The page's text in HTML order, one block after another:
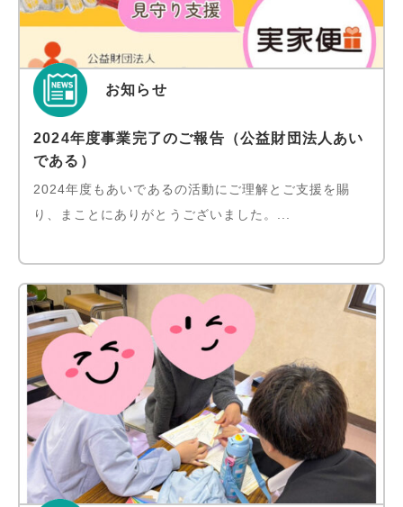
お知らせ
2024年度事業完了のご報告（公益財団法人あい
である）
2024年度もあいであるの活動にご理解とご支援を賜
り、まことにありがとうございました。...